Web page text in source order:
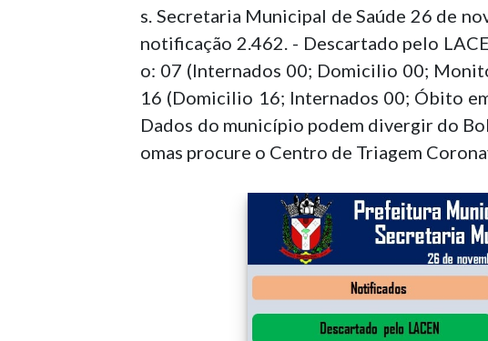
s. Secretaria Municipal de Saúde 26 de
notificação 2.462. - Descartado pelo
o: 07 (Internados 00; Domicilio 00;
16 (Domicilio 16; Internados 00; Óbito
Dados do município podem divergir do
omas procure o Centro de Triagem